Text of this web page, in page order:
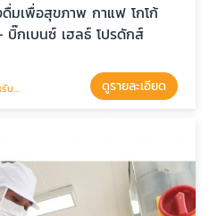
มเพื่อสุขภาพ กาแฟ โกโก้
กเบนซ์ เฮลธ์ โปรดักส์
าย ดูรายละเอียด